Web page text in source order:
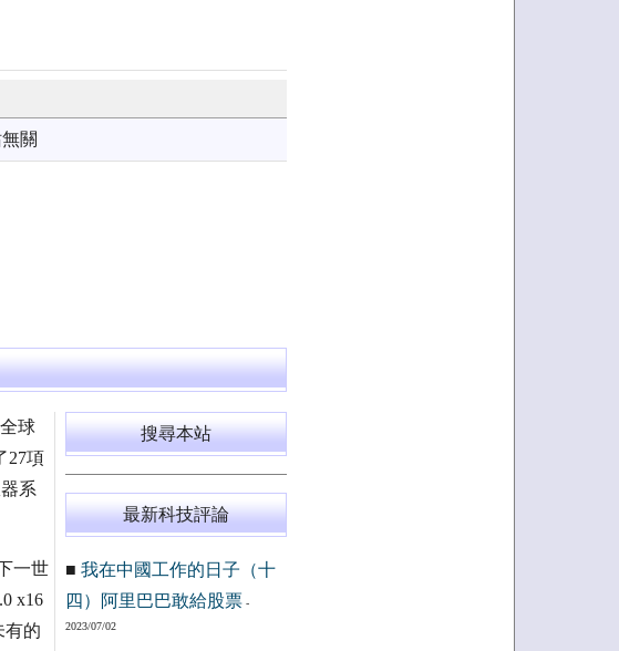
關
球
27項
系
一世
x16
有的
搜尋本站
最新科技評論
■ 我在中國工作的日子（十
四）阿里巴巴敢給股票-
2023/07/02